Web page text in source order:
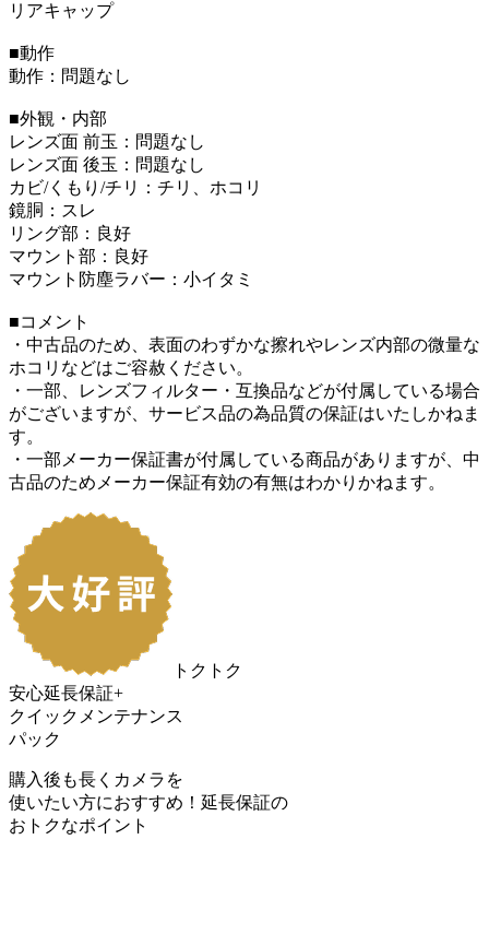
リアキャップ
■動作
動作：問題なし
■外観・内部
レンズ面 前玉：問題なし
レンズ面 後玉：問題なし
カビ/くもり/チリ：チリ、ホコリ
鏡胴：スレ
リング部：良好
マウント部：良好
マウント防塵ラバー：小イタミ
■コメント
・中古品のため、表面のわずかな擦れやレンズ内部の微量な
ホコリなどはご容赦ください。
・一部、レンズフィルター・互換品などが付属している場合
がございますが、サービス品の為品質の保証はいたしかねま
す。
・一部メーカー保証書が付属している商品がありますが、中
古品のためメーカー保証有効の有無はわかりかねます。
トクトク
安心延長保証+
クイックメンテナンス
パック
購入後も長くカメラを
使いたい方におすすめ！ 延長保証の
おトクなポイント